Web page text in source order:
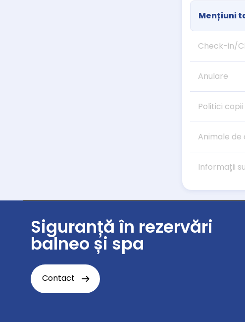
Mențiuni
Check-in/
Anulare
Politici copii
Animale
Informații
Siguranță în rezervări
balneo și spa
Contact